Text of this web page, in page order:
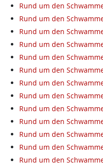
Rund um den
Rund um den
Rund um den
Rund um den
Rund um den
Rund um den
Rund um den
Rund um den
Rund um den
Rund um den
Rund um den
Rund um den
Rund um den